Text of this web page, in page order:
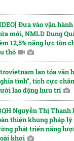
Đưa vào vận
mới, NMLD Dung
12,5% năng lực tồn
thô
lan tỏa văn
tình", tích cực
lao động hưu trí
Nguyễn Thị Thanh
thiện khung pháp lý
phát triển năng
khơi